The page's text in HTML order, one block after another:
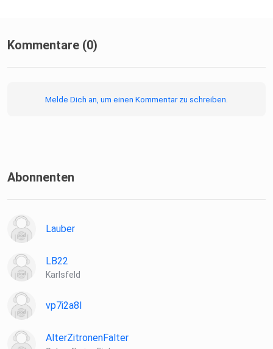
Kommentare (0)
Melde Dich an, um einen Kommentar zu schreiben.
Abonnenten
Lauber
LB22
Karlsfeld
vp7i2a8l
AlterZitronenFalter